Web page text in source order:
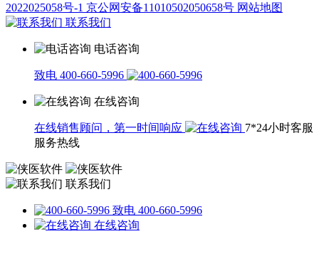
2022025058号-1 京公网安备11010502050658号 网站地图
联系我们
电话咨询
致电 400-660-5996
在线咨询
在线销售顾问，第一时间响应
7*24小时客服
服务热线
联系我们
致电 400-660-5996
在线咨询